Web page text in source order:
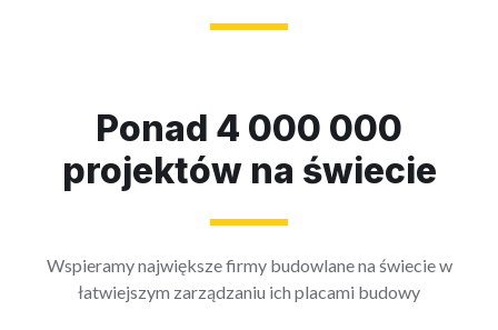
Ponad 4 000 000
projektów na świecie
Wspieramy największe firmy budowlane na świecie w
łatwiejszym zarządzaniu ich placami budowy